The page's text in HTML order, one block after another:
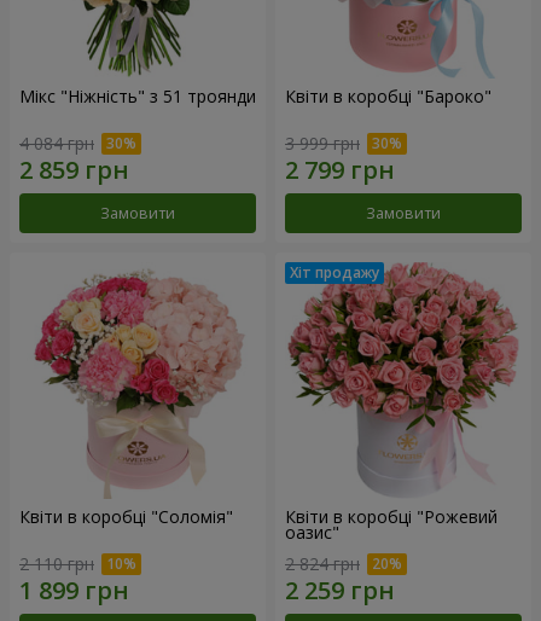
Мікс "Ніжність" з 51 троянди
4 084 грн
Замовити
Квіти в коробці "Бароко"
3 999 грн
Замовити
Квіти в коробці "Соломія"
2 110 грн
Квіти в коробці "Рожевий
оазис"
2 824 грн